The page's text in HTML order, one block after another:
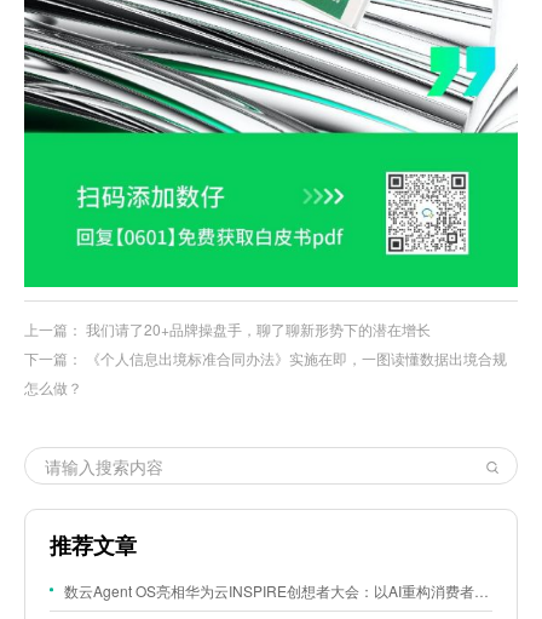
上一篇： 我们请了20+品牌操盘手，聊了聊新形势下的潜在增长
下一篇：
《个人信息出境标准合同办法》实施在即，一图读懂数据出境合规
怎么做？
推荐文章
数云Agent OS亮相华为云INSPIRE创想者大会：以AI重构消费者运营与零售营销新范式